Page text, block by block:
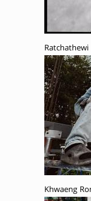
Ratchathewi
Khwaeng